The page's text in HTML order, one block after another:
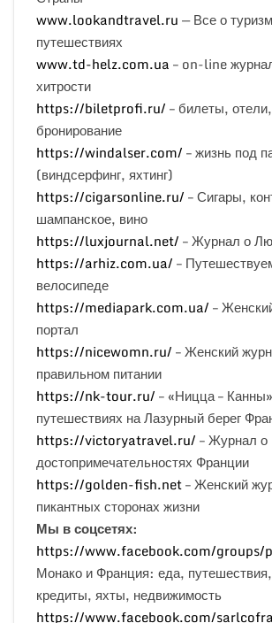
www.lookandtravel.ru — Все о
путешествиях
www.td-helz.com.ua – on-line
хитрости
https://biletprofi.ru/ – билеты,
бронирование
https://windalser.com/ – жизнь под
(виндсерфинг, яхтинг)
https://cigarsonline.ru/ – Сигары,
шампанское, вино
https://luxjournal.net/ – Журнал о
https://arhiz.com.ua/ –
велосипеде
https://mediapark.com.ua/ –
портал
https://nicewomn.ru/ – Женский
правильном питании
https://nk-tour.ru/ – «Ницца –
путешествиях на Лазурный берег
https://victoryatravel.ru/ – Журнал
достопримечательностях Франции
https://golden-fish.net– Женский
пикантных сторонах жизни
Мы в соцсетях:
https://www.facebook.com/groups/
Монако и Франция: еда,
кредиты, яхты, недвижимость
https://www.facebook.com/